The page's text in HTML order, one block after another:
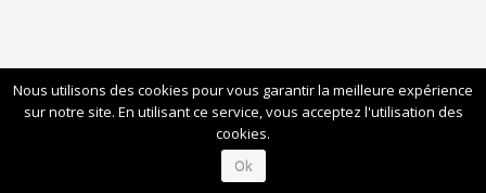
Nous utilisons des cookies pour vous garantir la meilleure expérience
sur notre site. En utilisant ce service, vous acceptez l'utilisation des
cookies.
Ok